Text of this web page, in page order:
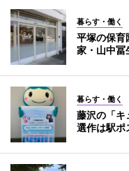
暮らす・働く
平塚の保
家・山中冨
暮らす・働く
藤沢の「
選作は駅ポ